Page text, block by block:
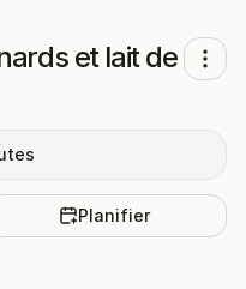
et lait de
Planifier